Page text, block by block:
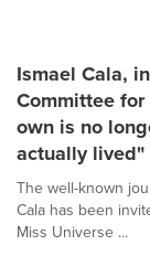
Ismael Cala,
Committee
own is no
actually lived"
The well-known
Cala has been
Miss Universe ...